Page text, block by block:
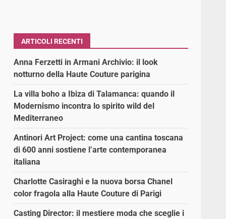
ARTICOLI RECENTI
Anna Ferzetti in Armani Archivio: il look
notturno della Haute Couture parigina
La villa boho a Ibiza di Talamanca: quando il
Modernismo incontra lo spirito wild del
Mediterraneo
Antinori Art Project: come una cantina toscana
di 600 anni sostiene l’arte contemporanea
italiana
Charlotte Casiraghi e la nuova borsa Chanel
color fragola alla Haute Couture di Parigi
Casting Director: il mestiere moda che sceglie i